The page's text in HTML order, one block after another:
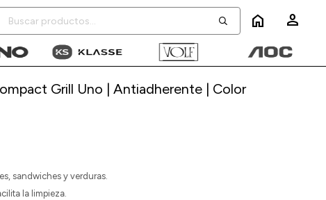
home
Grill Uno | Antiadherente | Color
sandwiches y verduras.
la limpieza.